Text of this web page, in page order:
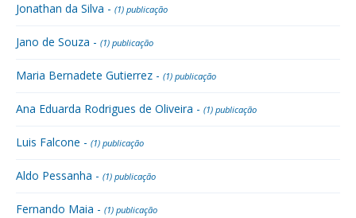
Jonathan da Silva - (1) publicação
Jano de Souza - (1) publicação
Maria Bernadete Gutierrez - (1) publicação
Ana Eduarda Rodrigues de Oliveira - (1) publicação
Luis Falcone - (1) publicação
Aldo Pessanha - (1) publicação
Fernando Maia - (1) publicação